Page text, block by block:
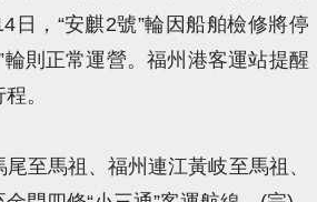
日，“安麒2號”輪因船舶檢修將停
輪則正常運營。福州港客運站提醒
。
至馬祖、福州連江黃岐至馬祖、